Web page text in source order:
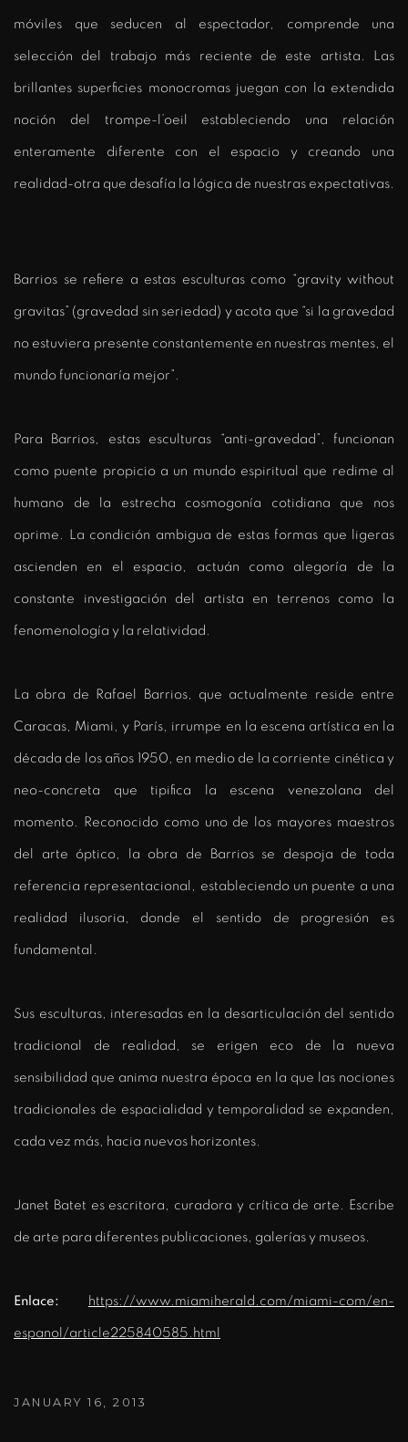
móviles que seducen al espectador, comprende una
selección del trabajo más reciente de este artista. Las
brillantes superficies monocromas juegan con la extendida
noción del trompe-l’oeil estableciendo una relación
enteramente diferente con el espacio y creando una
realidad-otra que desafía la lógica de nuestras expectativas.
Barrios se refiere a estas esculturas como “gravity without
gravitas” (gravedad sin seriedad) y acota que “si la gravedad
no estuviera presente constantemente en nuestras mentes, el
mundo funcionaría mejor”.
Para Barrios, estas esculturas “anti-gravedad”, funcionan
como puente propicio a un mundo espiritual que redime al
humano de la estrecha cosmogonía cotidiana que nos
oprime. La condición ambigua de estas formas que ligeras
ascienden en el espacio, actuán como alegoría de la
constante investigación del artista en terrenos como la
fenomenología y la relatividad.
La obra de Rafael Barrios, que actualmente reside entre
Caracas, Miami, y París, irrumpe en la escena artística en la
década de los años 1950, en medio de la corriente cinética y
neo-concreta que tipifica la escena venezolana del
momento. Reconocido como uno de los mayores maestros
del arte óptico, la obra de Barrios se despoja de toda
referencia representacional, estableciendo un puente a una
realidad ilusoria, donde el sentido de progresión es
fundamental.
Sus esculturas, interesadas en la desarticulación del sentido
tradicional de realidad, se erigen eco de la nueva
sensibilidad que anima nuestra época en la que las nociones
tradicionales de espacialidad y temporalidad se expanden,
cada vez más, hacia nuevos horizontes.
Janet Batet es escritora, curadora y crítica de arte. Escribe
de arte para diferentes publicaciones, galerías y museos.
Enlace: https://www.miamiherald.com/miami-com/en-
espanol/article225840585.html
JANUARY 16, 2013